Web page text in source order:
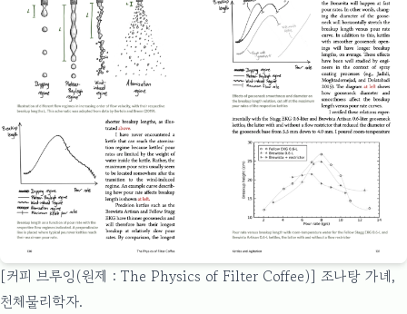
[커피 브루잉(원제 : The Physics of Filter Coffee)] 조나탕 가녜,
천체물리학자.